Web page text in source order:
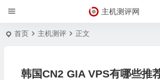
主机测评网
首页 主机测评 正文
韩国CN2 GIA VPS有哪些推